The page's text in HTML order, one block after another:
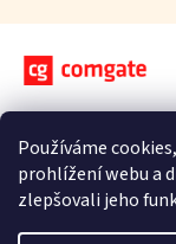
Používáme
prohlížení webu a
zlepšovali jeho